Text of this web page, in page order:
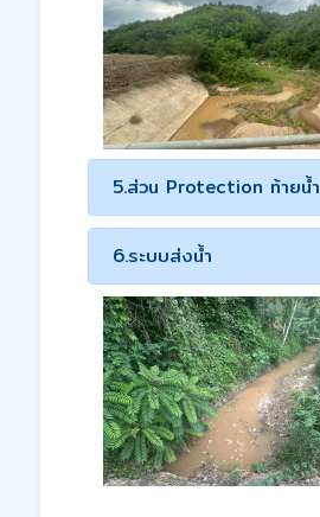
5.ส่วน Protection ท้ายน้ำ
6.ระบบส่งน้ำ